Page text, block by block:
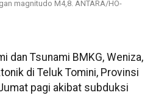
magnitudo M4,8. ANTARA/HO-
dan Tsunami BMKG, Weniza,
di Teluk Tomini, Provinsi
pagi akibat subduksi